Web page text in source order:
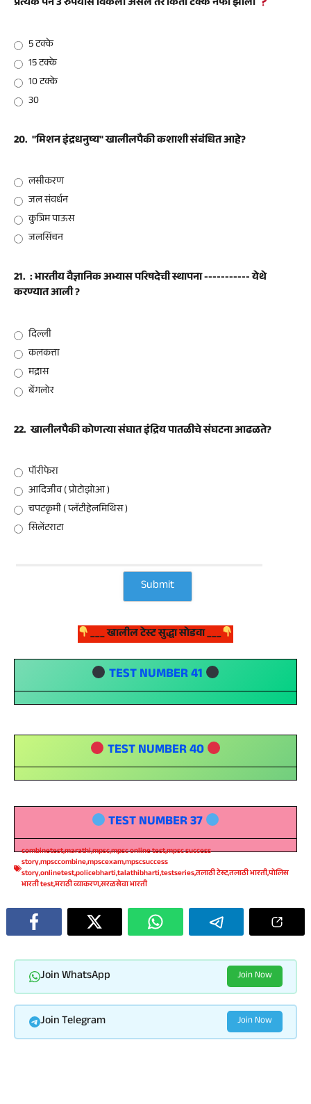
5 टक्के
15 टक्के
10 टक्के
30
20. "मिशन इंद्रधनुष्य" खालीलपैकी कशाशी संबंधित आहे?
लसीकरण
जल संवर्धन
कुत्रिम पाऊस
जलसिंचन
21. : भारतीय वैज्ञानिक अभ्यास परिषदेची स्थापना ----------- येथे
करण्यात आली ?
दिल्ली
कलकत्ता
मद्रास
बेंगलोर
22. खालीलपैकी कोणत्या संघात इंद्रिय पातळीचे संघटना आढळते?
पॉरीफेरा
आदिजीव ( प्रोटोझोआ )
चपटकृमी ( प्लॅटीहेलमिथिस )
सिलेंटराटा
___ खालील टेस्ट सुद्धा सोडवा ___
TEST NUMBER 41
TESTNUMBER40
TEST NUMBER 37
combinetest,marathi,mpsc,mpsc online test,mpsc success
story,mpsccombine,mpscexam,mpscsuccess
story,onlinetest,policebharti,talathibharti,testseries,तलाठी टेस्ट,तलाठी भारती,पोलिस
भारती test,मराठी व्याकरण,सरळसेवा भारती
Join WhatsApp Join Now
Join Telegram Join Now